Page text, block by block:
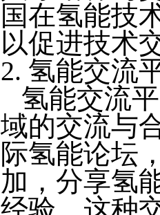
国在氢能技
以促进技术
2. 氢能交流
氢能交流
域的交流与
际氢能论坛
加，分享氢